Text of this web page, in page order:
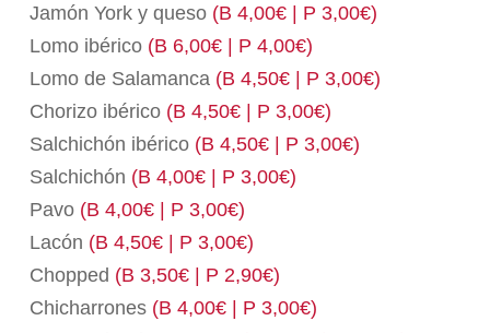
Jamón York y queso (B 4,00€ | P 3,00€)
Lomo ibérico (B 6,00€ | P 4,00€)
Lomo de Salamanca (B 4,50€ | P 3,00€)
Chorizo ibérico (B 4,50€ | P 3,00€)
Salchichón ibérico (B 4,50€ | P 3,00€)
Salchichón (B 4,00€ | P 3,00€)
Pavo (B 4,00€ | P 3,00€)
Lacón (B 4,50€ | P 3,00€)
Chopped (B 3,50€ | P 2,90€)
Chicharrones (B 4,00€ | P 3,00€)